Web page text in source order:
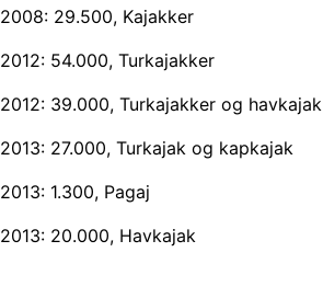
2008: 29.500, Kajakker
2012: 54.000, Turkajakker
2012: 39.000, Turkajakker og havkajak
2013: 27.000, Turkajak og kapkajak
2013: 1.300, Pagaj
2013: 20.000, Havkajak